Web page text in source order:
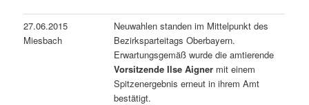
27.06.2015
Miesbach
Neuwahlen standen im Mittelpunkt des
Bezirksparteitags Oberbayern.
Erwartungsgemäß wurde die amtierende
Vorsitzende Ilse Aigner mit einem
Spitzenergebnis erneut in ihrem Amt
bestätigt.